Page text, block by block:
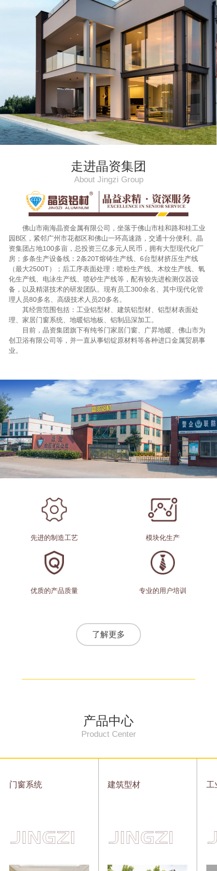
走进晶资集团
About Jingzi Group
佛山市南海晶资金属有限公司，坐落于佛山市桂和路和桂工业
园B区，紧邻广州市花都区和佛山一环高速路，交通十分便利。晶
资集团占地100多亩，总投资三亿多元人民币，拥有大型现代化厂
房；多条生产设备线：2条20T熔铸生产线、6台型材挤压生产线
（最大2500T）；后工序表面处理：喷粉生产线、木纹生产线、氧
化生产线、电泳生产线、喷砂生产线等，配有较先进检测仪器设
备，以及精湛技术的研发团队。现有员工300余名、其中现代化管
理人员80多名、高级技术人员20多名。
其经营范围包括：工业铝型材、建筑铝型材、铝型材表面处
理、家居门窗系统、地暖铝地板、铝制品深加工。
目前，晶资集团旗下有纯爷门家居门窗、广昇地暖、佛山市为
创卫浴有限公司等，并一直从事铝锭原材料等各种进口金属贸易事
业。
先进的制造工艺 模块化生产
优质的产品质量 专业的用户培训
了解更多
产品中心
Product Center
门窗系统 建筑型材 工